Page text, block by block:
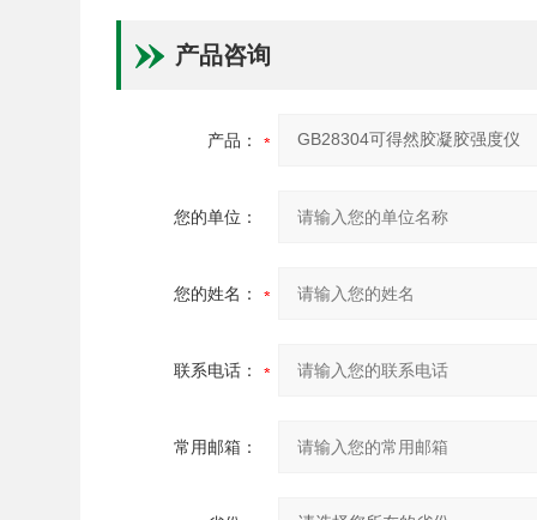
产品咨询
产品：
您的单位：
您的姓名：
联系电话：
常用邮箱：